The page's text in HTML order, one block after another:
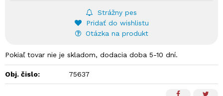
Strážny pes
Pridať do wishlistu
Otázka na produkt
Pokiaľ tovar nie je skladom, dodacia doba 5-10 dní.
Obj. čislo: 75637